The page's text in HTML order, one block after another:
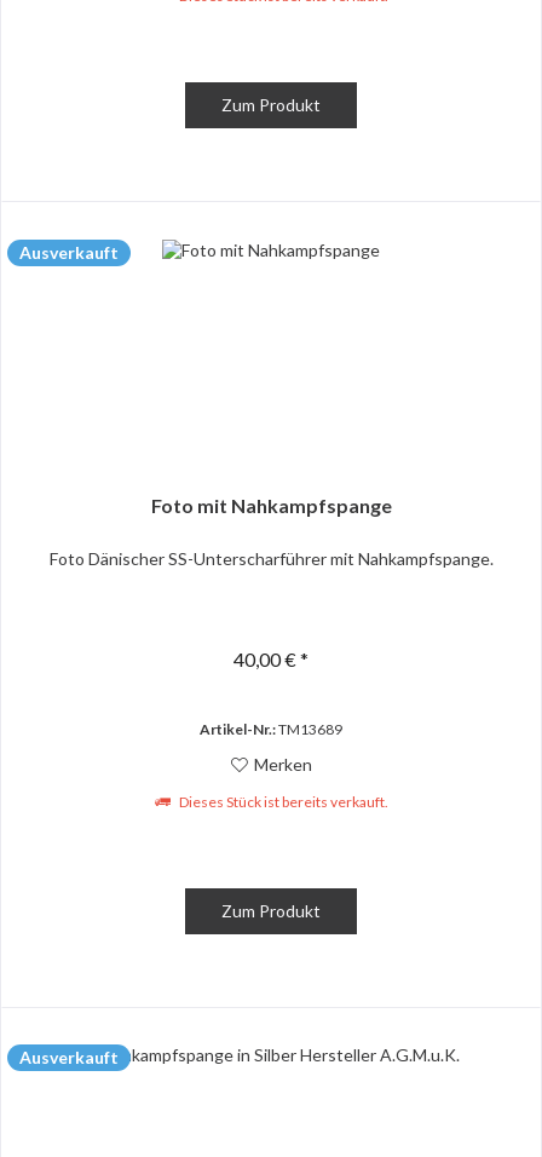
Zum Produkt
Ausverkauft
Foto mit Nahkampfspange
Foto Dänischer SS-Unterscharführer mit Nahkampfspange.
40,00 € *
Artikel-Nr.:TM13689
Merken
Dieses Stück ist bereits verkauft.
Zum Produkt
Ausverkauft